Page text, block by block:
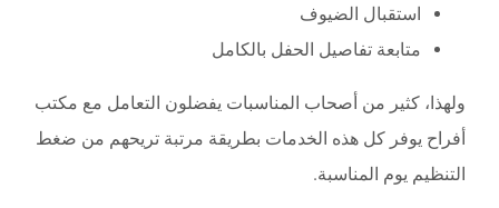
استقبال الضيوف
متابعة تفاصيل الحفل بالكامل
ولهذا، كثير من أصحاب المناسبات يفضلون التعامل مع مكتب
أفراح يوفر كل هذه الخدمات بطريقة مرتبة تريحهم من ضغط
التنظيم يوم المناسبة.